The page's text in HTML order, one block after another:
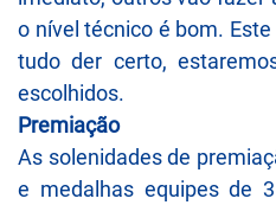
o nível técnico é bom.
tudo der certo,
escolhidos.
Premiação
As solenidades de
e medalhas equipes de